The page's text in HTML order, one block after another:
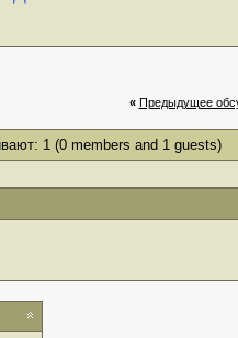
« Предыдущее
1 (0 members and 1 guests)